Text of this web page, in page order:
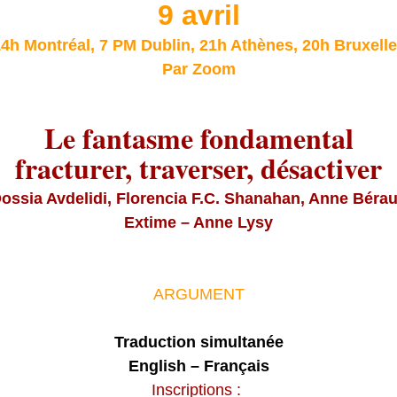
9 avril
Montréal, 7 PM Dublin, 21h Athènes, 20h
Par Zoom
Le fantasme fondamental
fracturer, traverser, désactiver
Avdelidi, Florencia F.C. Shanahan, Anne
Extime – Anne Lysy
ARGUMENT
Traduction simultanée
English – Français
Inscriptions :